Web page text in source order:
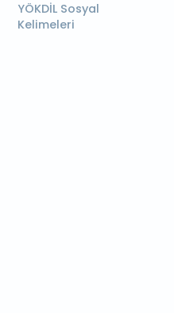
YÖKDİL Sosyal
Kelimeleri